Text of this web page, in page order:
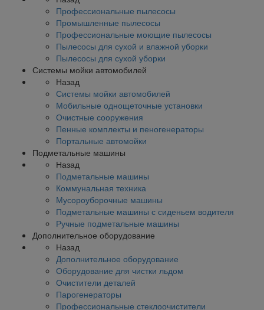
Профессиональные пылесосы
Промышленные пылесосы
Профессиональные моющие пылесосы
Пылесосы для сухой и влажной уборки
Пылесосы для сухой уборки
Системы мойки автомобилей
Назад
Системы мойки автомобилей
Мобильные однощеточные установки
Очистные сооружения
Пенные комплекты и пеногенераторы
Портальные автомойки
Подметальные машины
Назад
Подметальные машины
Коммунальная техника
Мусороуборочные машины
Подметальные машины с сиденьем водителя
Ручные подметальные машины
Дополнительное оборудование
Назад
Дополнительное оборудование
Оборудование для чистки льдом
Очистители деталей
Парогенераторы
Профессиональные стеклоочистители